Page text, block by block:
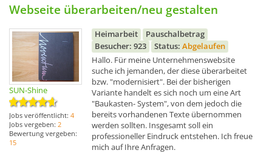
Webseite überarbeiten/neu gestalten
SUN-Shine
Jobs veröffentlicht: 4
Jobs vergeben: 2
Bewertung vergeben:
15
Heimarbeit
Pauschalbetrag
Besucher: 923
Status: Abgelaufen
Hallo. Für meine Unternehmenswebsite
suche ich jemanden, der diese überarbeitet
bzw. "modernisiert". Bei der bisherigen
Variante handelt es sich noch um eine Art
"Baukasten- System", von dem jedoch die
bereits vorhandenen Texte übernommen
werden sollten. Insgesamt soll ein
professioneller Eindruck entstehen. Ich freue
mich auf Ihre Anfragen.